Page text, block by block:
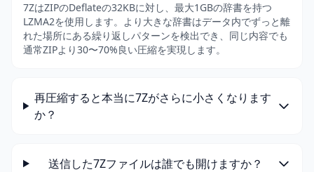
7ZはZIPのDeflateの32KBに対し、最大1GBの辞書を持つ
LZMA2を使用します。より大きな辞書はデータ内でずっと離
れた場所にある繰り返しパターンを検出でき、同じ内容でも
通常ZIPより30〜70%良い圧縮を実現します。
再圧縮すると本当に7Zがさらに小さくなります
か？
送信した7Zファイルは誰でも開けますか？